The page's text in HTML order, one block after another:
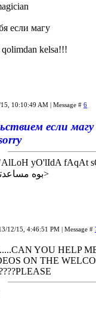
если магу
qolimdan kelsa!!!
10:10:49 AM | Message # 6
если магу
QiLuVcHi"<بوه مساعدتنا>
12/15, 4:46:51 PM | Message #
YOU HELP
ON THE